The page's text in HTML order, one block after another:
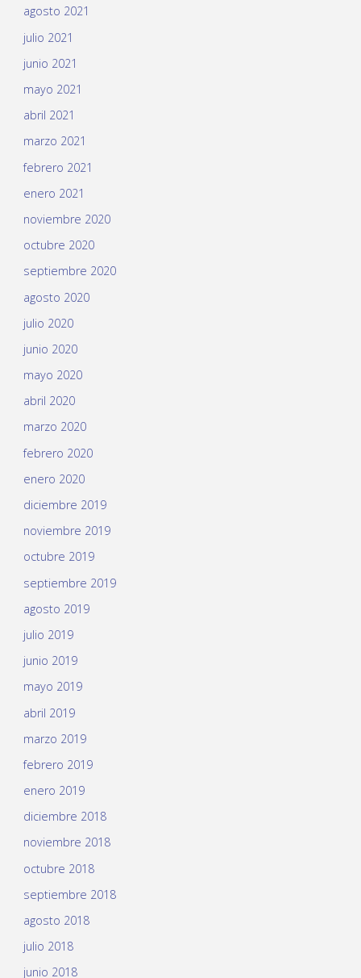
agosto 2021
julio 2021
junio 2021
mayo 2021
abril 2021
marzo 2021
febrero 2021
enero 2021
noviembre 2020
octubre 2020
septiembre 2020
agosto 2020
julio 2020
junio 2020
mayo 2020
abril 2020
marzo 2020
febrero 2020
enero 2020
diciembre 2019
noviembre 2019
octubre 2019
septiembre 2019
agosto 2019
julio 2019
junio 2019
mayo 2019
abril 2019
marzo 2019
febrero 2019
enero 2019
diciembre 2018
noviembre 2018
octubre 2018
septiembre 2018
agosto 2018
julio 2018
junio 2018